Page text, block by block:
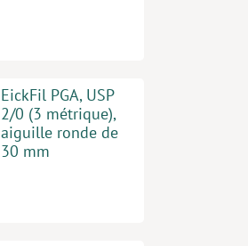
EickFil PGA, USP
2/0 (3 métrique),
aiguille ronde de
30 mm